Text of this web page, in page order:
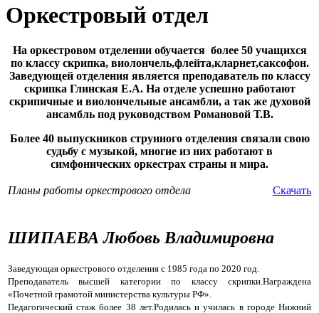
Оркестровый отдел
На оркестровом отделении обучается более 50 учащихся
по классу скрипка, виолончель,флейта,кларнет,саксофон.
Заведующей отделения является преподаватель по классу
скрипка Глинская Е.А. На отделе успешно работают
скрипичные и виолончельные ансамбли, а так же духовой
ансамбль под руководством Романовой Т.В.
Более 40 выпускников струнного отделения связали свою
судьбу с музыкой, многие из них работают в
симфонических оркестрах страны и мира.
Планы работы оркестрового отдела Скачать
ШИПАЕВА Любовь Владимировна
Заведующая оркестрового отделения с 1985 года по 2020 год.
Преподаватель высшей категории по классу скрипки.Награждена
«Почетной грамотой министерства культуры РФ».
Педагогический стаж более 38 лет.Родилась и училась в городе Нижний